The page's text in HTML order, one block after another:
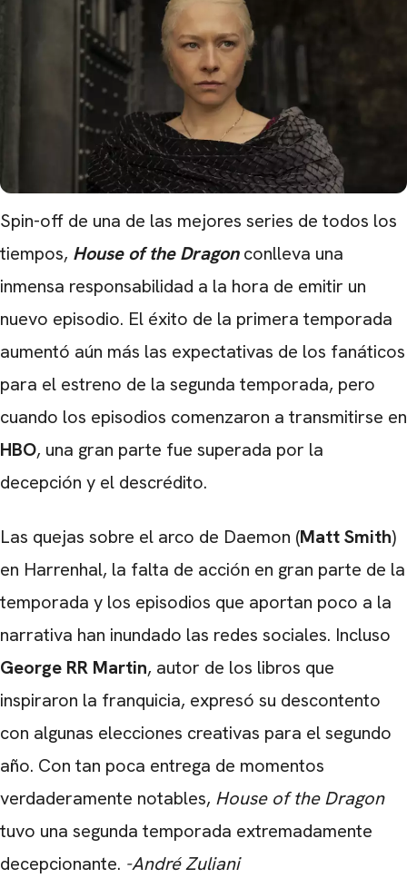
Spin-off de una de las mejores series de todos los
tiempos, House of the Dragonconlleva una
inmensa responsabilidad a la hora de emitir un
nuevo episodio. El éxito de la primera temporada
aumentó aún más las expectativas de los fanáticos
para el estreno de la segunda temporada, pero
cuando los episodios comenzaron a transmitirse en
HBO, una gran parte fue superada por la
decepción y el descrédito.
Las quejas sobre el arco de Daemon (Matt Smith)
en Harrenhal, la falta de acción en gran parte de la
temporada y los episodios que aportan poco a la
narrativa han inundado las redes sociales. Incluso
George RR Martin, autor de los libros que
inspiraron la franquicia, expresó su descontento
con algunas elecciones creativas para el segundo
año. Con tan poca entrega de momentos
verdaderamente notables, House of the Dragon
tuvo una segunda temporada extremadamente
decepcionante. -André Zuliani